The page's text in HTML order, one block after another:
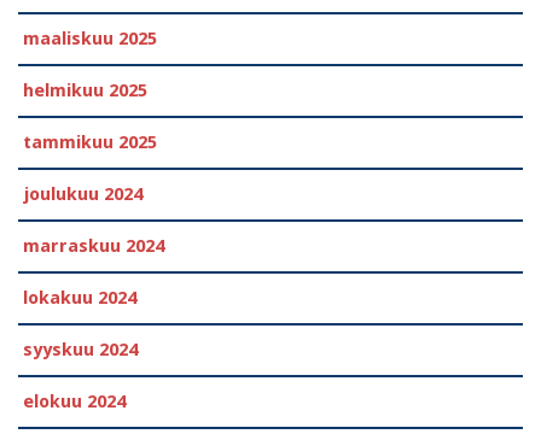
maaliskuu 2025
helmikuu 2025
tammikuu 2025
joulukuu 2024
marraskuu 2024
lokakuu 2024
syyskuu 2024
elokuu 2024